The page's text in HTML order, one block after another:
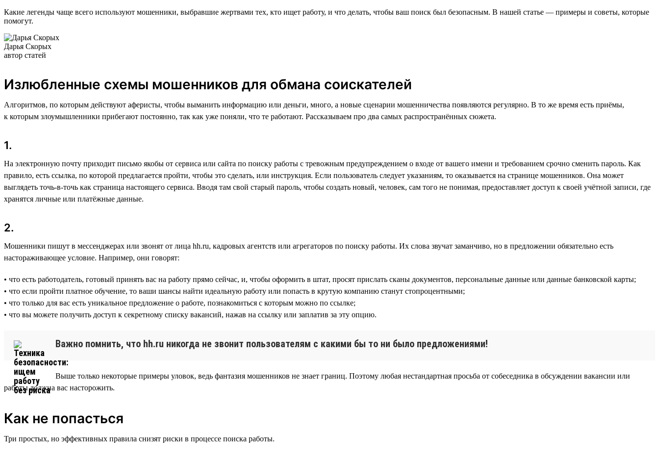
Какие легенды чаще всего используют мошенники, выбравшие жертвами тех, кто ищет работу, и что делать, чтобы ваш поиск был безопасным. В нашей статье — примеры и советы, которые
помогут.
Дарья Скорых
автор статей
Излюбленные схемы мошенников для обмана соискателей
Алгоритмов, по которым действуют аферисты, чтобы выманить информацию или деньги, много, а новые сценарии мошенничества появляются регулярно. В то же время есть приёмы,
к которым злоумышленники прибегают постоянно, так как уже поняли, что те работают. Рассказываем про два самых распространённых сюжета.
1.
На электронную почту приходит письмо якобы от сервиса или сайта по поиску работы с тревожным предупреждением о входе от вашего имени и требованием срочно сменить пароль. Как
правило, есть ссылка, по которой предлагается пройти, чтобы это сделать, или инструкция. Если пользователь следует указаниям, то оказывается на странице мошенников. Она может
выглядеть точь-в-точь как страница настоящего сервиса. Вводя там свой старый пароль, чтобы создать новый, человек, сам того не понимая, предоставляет доступ к своей учётной записи, где
хранятся личные или платёжные данные.
2.
Мошенники пишут в мессенджерах или звонят от лица hh.ru, кадровых агентств или агрегаторов по поиску работы. Их слова звучат заманчиво, но в предложении обязательно есть
настораживающее условие. Например, они говорят:
• что есть работодатель, готовый принять вас на работу прямо сейчас, и, чтобы оформить в штат, просят прислать сканы документов, персональные данные или данные банковской карты;
• что если пройти платное обучение, то ваши шансы найти идеальную работу или попасть в крутую компанию станут стопроцентными;
• что только для вас есть уникальное предложение о работе, познакомиться с которым можно по ссылке;
• что вы можете получить доступ к секретному списку вакансий, нажав на ссылку или заплатив за эту опцию.
Важно помнить, что hh.ru никогда не звонит пользователям с какими бы то ни было предложениями!
Выше только некоторые примеры уловок, ведь фантазия мошенников не знает границ. Поэтому любая нестандартная просьба от собеседника в обсуждении вакансии или
работы должна вас насторожить.
Как не попасться
Три простых, но эффективных правила снизят риски в процессе поиска работы.